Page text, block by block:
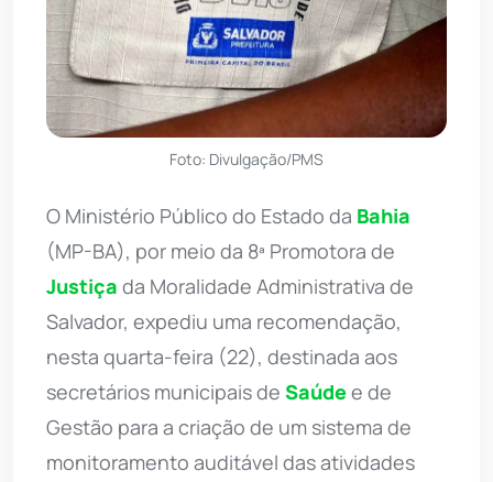
Foto: Divulgação/PMS
O Ministério Público do Estado da Bahia
(MP-BA), por meio da 8ª Promotora de
Justiça da Moralidade Administrativa de
Salvador, expediu uma recomendação,
nesta quarta-feira (22), destinada aos
secretários municipais de Saúdee de
Gestão para a criação de um sistema de
monitoramento auditável das atividades